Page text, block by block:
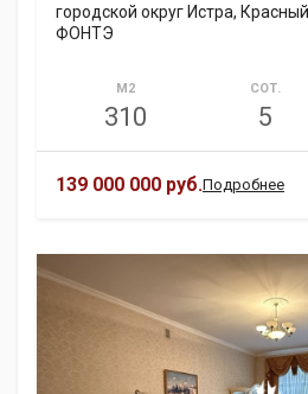
городской округ Истра,
ФОНТЭ
М2
310
СОТ.
5
139 000 000 руб.Подробнее